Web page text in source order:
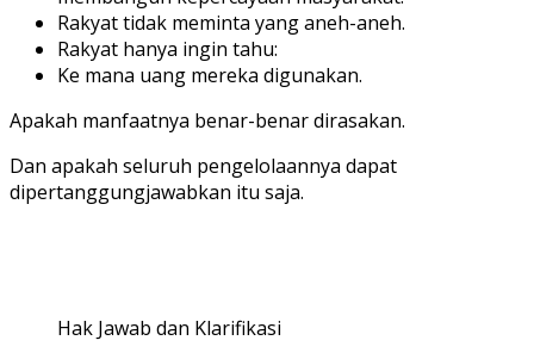
Rakyat tidak meminta yang aneh-aneh.
Rakyat hanya ingin tahu:
Ke mana uang mereka digunakan.
Apakah manfaatnya benar-benar dirasakan.
Dan apakah seluruh pengelolaannya dapat
dipertanggungjawabkan itu saja.
Hak Jawab dan Klarifikasi